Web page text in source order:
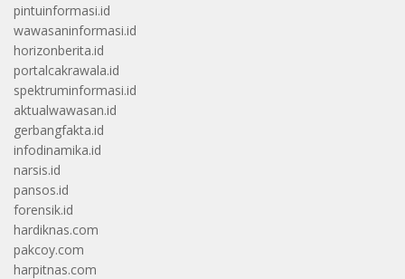
pintuinformasi.id
wawasaninformasi.id
horizonberita.id
portalcakrawala.id
spektruminformasi.id
aktualwawasan.id
gerbangfakta.id
infodinamika.id
narsis.id
pansos.id
forensik.id
hardiknas.com
pakcoy.com
harpitnas.com